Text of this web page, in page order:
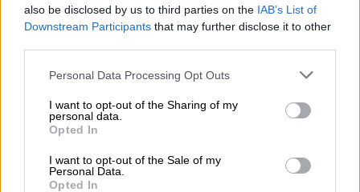
also be disclosed by us to third parties on the IAB’s List of
Downstream Participants that may further disclose it to other
Personal Data Processing Opt Outs
I want to opt-out of the Sharing of my
personal data.
Opted In
I want to opt-out of the Sale of my
Personal Data.
Opted In
Όταν η επόμενη μέρα είναι στάχτη, τι θα πει ο Ασφαλιστικός
Διαμεσολαβητής στον πελάτη κλάδου υγείας;
Kavita Patel - PhARMA Innovation Forum: Ένα στα πέντε
06.08.2026 - 11:37
ζητούν οι έμποροι από την Κυβέρνηση